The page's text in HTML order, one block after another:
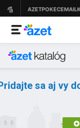
sa aj vy